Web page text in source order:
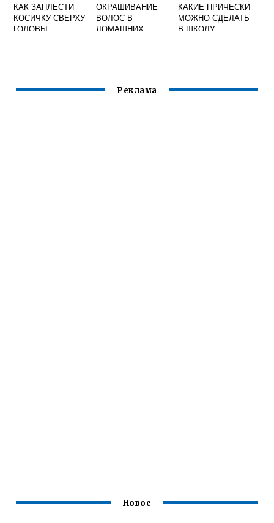
КАК ЗАПЛЕСТИ
КОСИЧКУ СВЕРХУ
ГОЛОВЫ
ОКРАШИВАНИЕ
ВОЛОС В
ДОМАШНИХ
КАКИЕ ПРИЧЕСКИ
МОЖНО СДЕЛАТЬ
В ШКОЛУ
Реклама
Новое